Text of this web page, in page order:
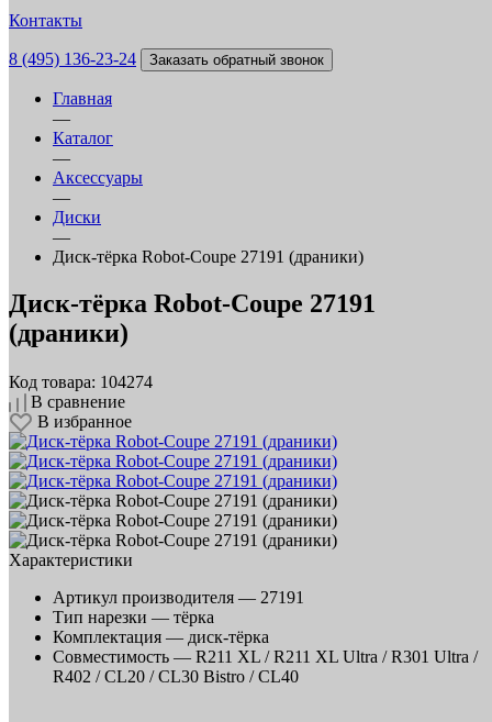
Контакты
8 (495) 136-23-24 Заказать обратный звонок
Главная
—
Каталог
—
Аксессуары
—
Диски
—
Диск-тёрка Robot-Coupe 27191 (драники)
Диск-тёрка Robot-Coupe 27191
(драники)
Код товара: 104274
В сравнение
В избранное
Характеристики
Артикул производителя — 27191
Тип нарезки — тёрка
Комплектация — диск-тёрка
Совместимость — R211 XL / R211 XL Ultra / R301 Ultra /
R402 / CL20 / CL30 Bistro / CL40